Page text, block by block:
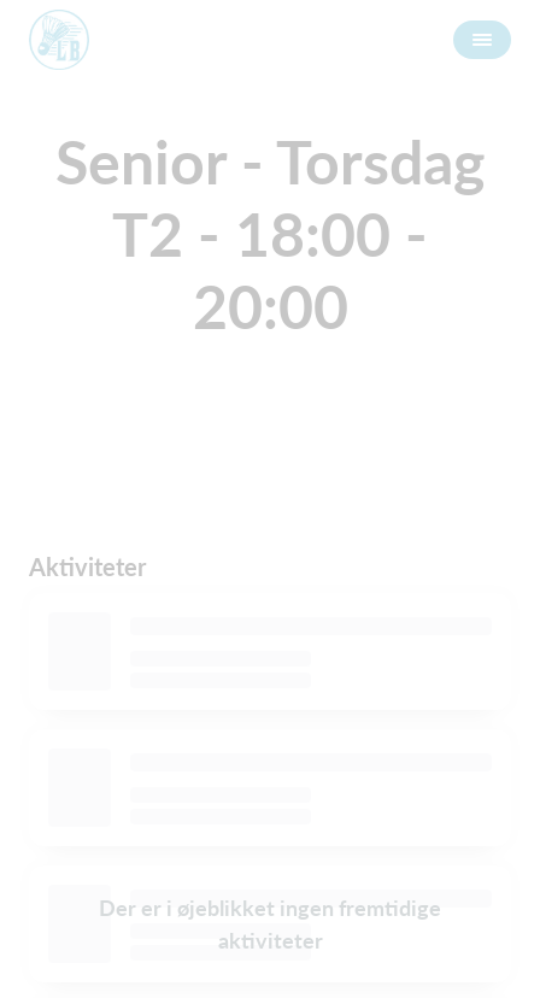
Senior - Torsdag
T2 - 18:00 -
20:00
Aktiviteter
Der er i øjeblikket ingen fremtidige
aktiviteter